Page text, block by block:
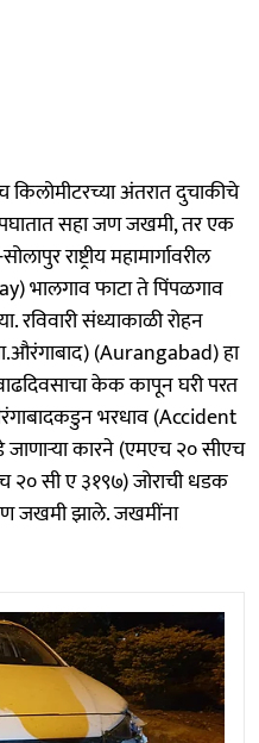
किलोमीटरच्या अंतरात दुचाकीचे
सहा जण जखमी, तर एक
राष्ट्रीय महामार्गावरील
भालगाव फाटा ते पिंपळगाव
रविवारी संध्याकाळी रोहन
(Aurangabad) हा
केक कापून घरी परत
भरधाव (Accident
कारने (एमएच २० सीएच
२० सी ए ३१९७) जोराची धडक
जखमी झाले. जखमींना